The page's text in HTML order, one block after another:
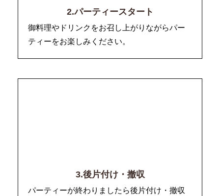
2.パーティースタート
御料理やドリンクをお召し上がりながらパー
ティーをお楽しみください。
3.後片付け・撤収
パーティーが終わりましたら後片付け・撤収